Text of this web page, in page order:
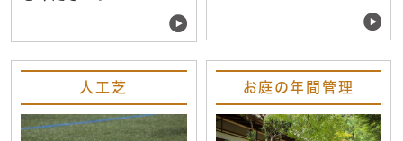
人工芝 お庭の年間管理